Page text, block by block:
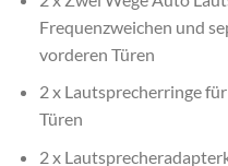
Frequenzweichen und
vorderen Türen
2 x Lautsprecherringe
Türen
2 x